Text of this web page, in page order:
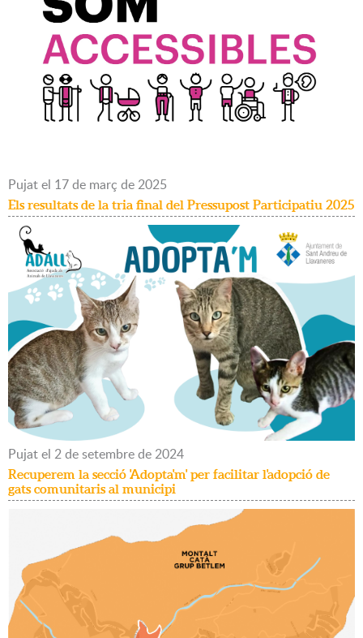
Pujatel 17de març de 2025
Els resultats de la tria final del Pressupost Participatiu 2025
Pujatel 2desetembrede 2024
Recuperem la secció 'Adopta'm' per facilitar l'adopció de
gats comunitaris al municipi